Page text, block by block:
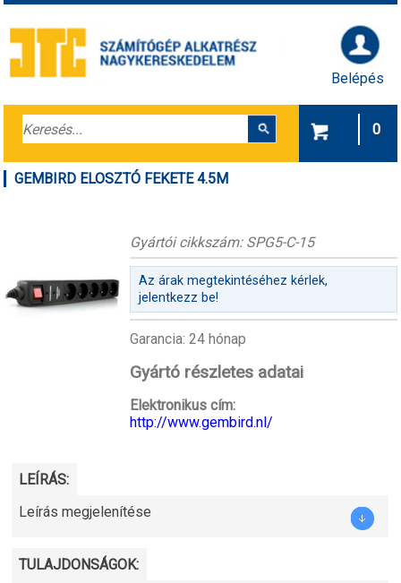
Belépés
0
GEMBIRD ELOSZTÓ FEKETE 4.5M
Gyártói cikkszám: SPG5-C-15
Az árak megtekintéséhez kérlek,
jelentkezz be!
Garancia: 24 hónap
Gyártó részletes adatai
Elektronikus cím:
http://www.gembird.nl/
LEÍRÁS:
Leírás megjelenítése
TULAJDONSÁGOK: